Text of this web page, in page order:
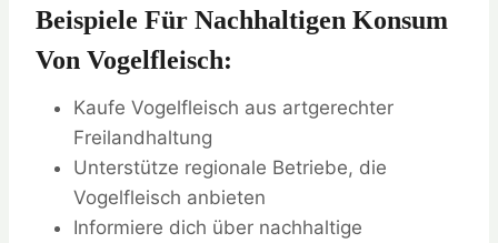
Beispiele Für Nachhaltigen Konsum
Von Vogelfleisch:
Kaufe Vogelfleisch aus artgerechter
Freilandhaltung
Unterstütze regionale Betriebe, die
Vogelfleisch anbieten
Informiere dich über nachhaltige